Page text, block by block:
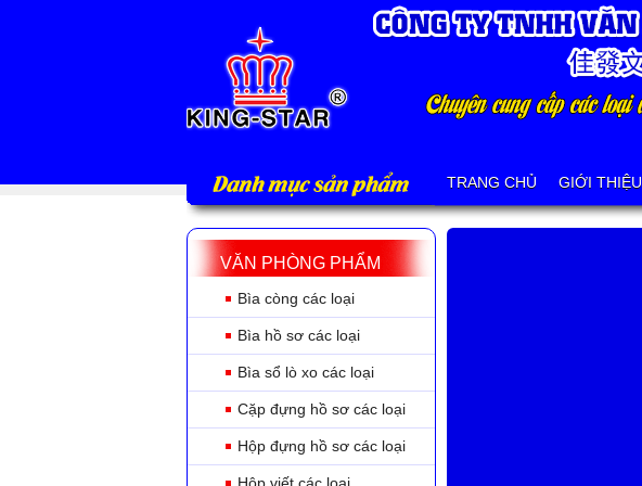
Danh mục sản phẩm TRANG CHỦ GIỚI THIỆU
VĂN PHÒNG PHẨM
Bìa còng các loại
Bìa hồ sơ các loại
Bìa sổ lò xo các loại
Cặp đựng hồ sơ các loại
Hộp đựng hồ sơ các loại